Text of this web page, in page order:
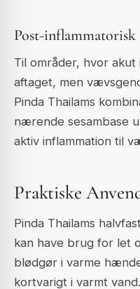
Post-
Til områder, hvor
aftaget, men
Pinda Thailams
nærende sesambase
aktiv inflammation til
Praktiske
Pinda Thailams
kan have brug for let
blødgør i varme
kortvarigt i varmt